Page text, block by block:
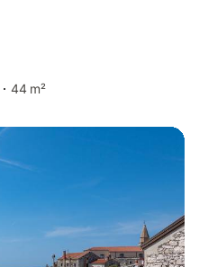
44 m²